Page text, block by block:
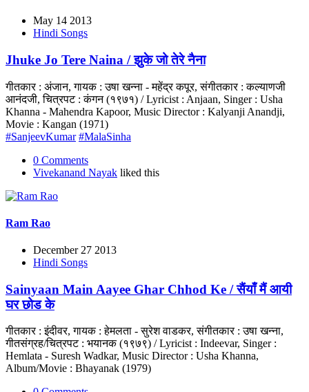
May 14 2013
Hindi Songs
Jhuke Jo Tere Naina / झुके जो तेरे नैना
गीतकार : अंजान, गायक : उषा खन्ना - महेंद्र कपूर, संगीतकार : कल्याणजी
आनंदजी, चित्रपट : कंगन (१९७१) / Lyricist : Anjaan, Singer : Usha
Khanna - Mahendra Kapoor, Music Director : Kalyanji Anandji,
Movie : Kangan (1971)
#SanjeevKumar #MalaSinha
0 Comments
Vivekanand Nayak liked this
Ram Rao
December 27 2013
Hindi Songs
Sainyaan Main Aayee Ghar Chhod Ke / सैंयाँ मैं आयी
घर छोड के
गीतकार : इंदीवर, गायक : हेमलता - सुरेश वाडकर, संगीतकार : उषा खन्ना,
गीतसंग्रह/चित्रपट : भयानक (१९७९) / Lyricist : Indeevar, Singer :
Hemlata - Suresh Wadkar, Music Director : Usha Khanna,
Album/Movie : Bhayanak (1979)